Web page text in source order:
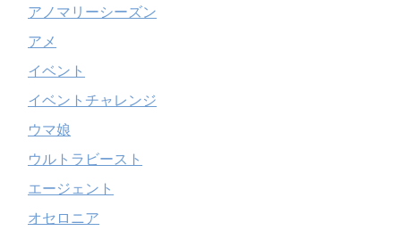
アノマリーシーズン
アメ
イベント
イベントチャレンジ
ウマ娘
ウルトラビースト
エージェント
オセロニア